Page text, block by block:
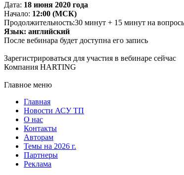
Дата: 18 июня 2020 года
Начало: 12:00 (МСК)
Продолжительность:30 минут + 15 минут на
Язык: английский
После вебинара будет доступна его запись
Зарегистрироваться для участия в вебинаре сейчас
Компания HARTING
Главное меню
Главная
Новости АСУ ТП
О нас
Контакты
Авторам
Темы на 2026 г.
Партнеры
Реклама